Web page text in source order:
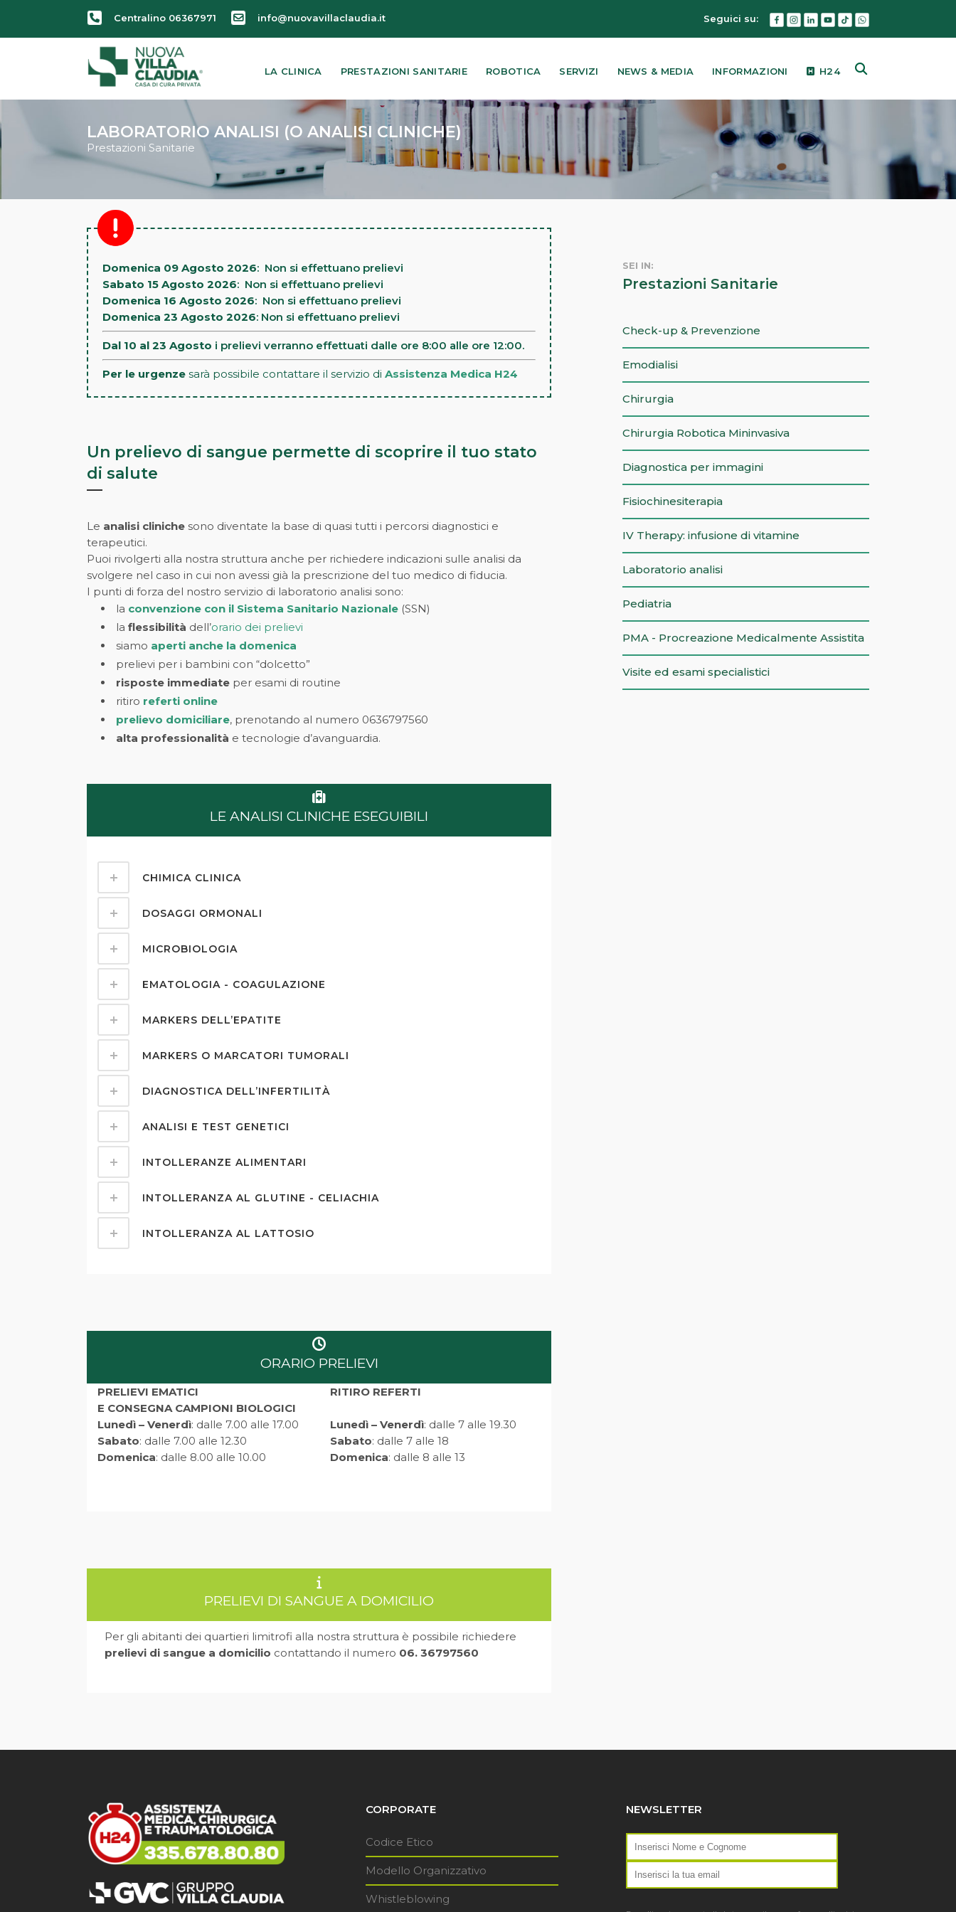
Centralino 06367971 info@nuovavillaclaudia.it Seguici su:
LA CLINICA PRESTAZIONI SANITARIE ROBOTICA SERVIZI NEWS & MEDIA INFORMAZIONI H24
LABORATORIO ANALISI (O ANALISI CLINICHE)
Prestazioni Sanitarie
Domenica 09 Agosto 2026: Non si effettuano prelievi
Sabato 15 Agosto 2026: Non si effettuano prelievi
Domenica 16 Agosto 2026: Non si effettuano prelievi
Domenica 23 Agosto 2026: Non si effettuano prelievi
Dal 10 al 23 Agosto i prelievi verranno effettuati dalle ore 8:00 alle ore 12:00.
Per le urgenze sarà possibile contattare il servizio di Assistenza Medica H24
Un prelievo di sangue permette di scoprire il tuo stato
di salute
Le analisi cliniche sono diventate la base di quasi tutti i percorsi diagnostici e
terapeutici.
Puoi rivolgerti alla nostra struttura anche per richiedere indicazioni sulle analisi da
svolgere nel caso in cui non avessi già la prescrizione del tuo medico di fiducia.
I punti di forza del nostro servizio di laboratorio analisi sono:
la convenzione con il Sistema Sanitario Nazionale (SSN)
la flessibilità dell’orario dei prelievi
siamo aperti anche la domenica
prelievi per i bambini con “dolcetto”
risposte immediate per esami di routine
ritiro referti online
prelievo domiciliare, prenotando al numero 0636797560
alta professionalità e tecnologie d’avanguardia.
LE ANALISI CLINICHE ESEGUIBILI
CHIMICA CLINICA
DOSAGGI ORMONALI
MICROBIOLOGIA
EMATOLOGIA - COAGULAZIONE
MARKERS DELL’EPATITE
MARKERS O MARCATORI TUMORALI
DIAGNOSTICA DELL’INFERTILITÀ
ANALISI E TEST GENETICI
INTOLLERANZE ALIMENTARI
INTOLLERANZA AL GLUTINE - CELIACHIA
INTOLLERANZA AL LATTOSIO
ORARIO PRELIEVI
PRELIEVI EMATICI
E CONSEGNA CAMPIONI BIOLOGICI
Lunedì – Venerdì: dalle 7.00 alle 17.00
Sabato: dalle 7.00 alle 12.30
Domenica: dalle 8.00 alle 10.00
RITIRO REFERTI
Lunedì – Venerdì: dalle 7 alle 19.30
Sabato: dalle 7 alle 18
Domenica: dalle 8 alle 13
PRELIEVI DI SANGUE A DOMICILIO
Per gli abitanti dei quartieri limitrofi alla nostra struttura è possibile richiedere
prelievi di sangue a domicilio contattando il numero 06. 36797560
SEI IN:
Prestazioni Sanitarie
Check-up & Prevenzione
Emodialisi
Chirurgia
Chirurgia Robotica Mininvasiva
Diagnostica per immagini
Fisiochinesiterapia
IV Therapy: infusione di vitamine
Laboratorio analisi
Pediatria
PMA - Procreazione Medicalmente Assistita
Visite ed esami specialistici
CORPORATE
Codice Etico
Modello Organizzativo
Whistleblowing
NEWSLETTER